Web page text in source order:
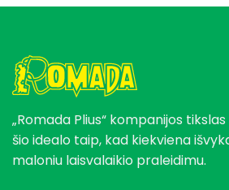
„Romada Plius“ kompanijos
šio idealo taip, kad kiekviena
maloniu laisvalaikio praleidimu.